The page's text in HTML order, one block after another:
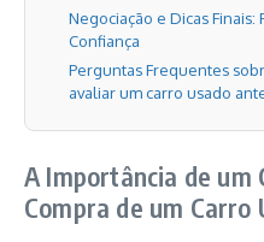
Negociação e Dicas
Confiança
Perguntas Frequentes
avaliar um carro usado
A Importância de um
Compra de um Carro